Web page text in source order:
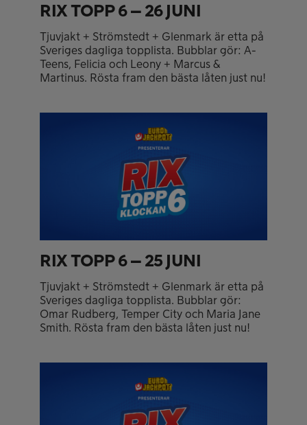
RIX TOPP 6 – 26 JUNI
Tjuvjakt + Strömstedt + Glenmark är etta på
Sveriges dagliga topplista. Bubblar gör: A-
Teens, Felicia och Leony + Marcus &
Martinus. Rösta fram den bästa låten just nu!
RIX TOPP 6 – 25 JUNI
Tjuvjakt + Strömstedt + Glenmark är etta på
Sveriges dagliga topplista. Bubblar gör:
Omar Rudberg, Temper City och Maria Jane
Smith. Rösta fram den bästa låten just nu!